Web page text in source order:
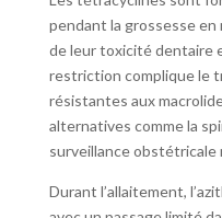
pendant la grossesse
de leur toxicité
restriction complique le
résistantes aux
alternatives comme la
surveillance obstétricale
Durant l’allaitement,